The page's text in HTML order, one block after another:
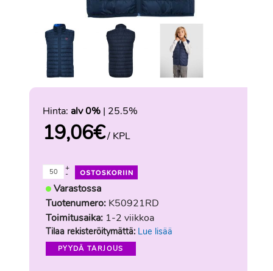
Hinta: alv 0% | 25.5%
19,06€/ KPL
-
+
Varastossa
Tuotenumero: K50921RD
Toimitusaika: 1-2 viikkoa
Tilaa rekisteröitymättä: Lue lisää
PYYDÄ TARJOUS